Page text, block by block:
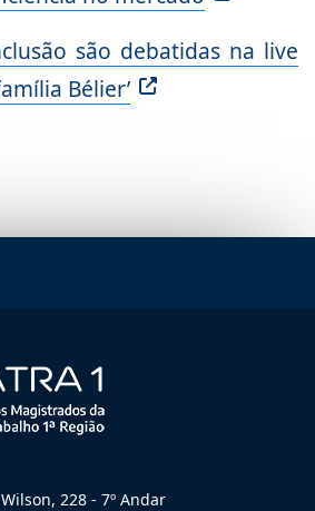
são debatidas na live
Bélier’
228 - 7º Andar